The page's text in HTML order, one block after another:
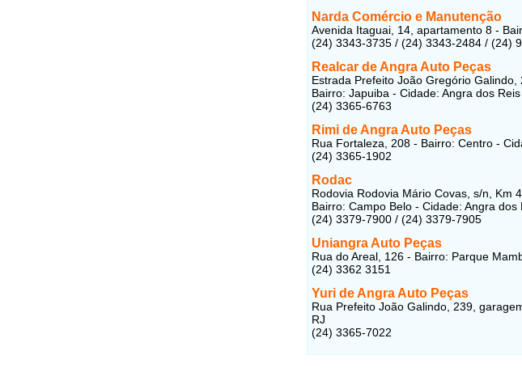
Narda Comércio e Manutenção
Avenida Itaguai, 14, apartamento 8 -
(24) 3343-3735 / (24) 3343-2484 / (24)
Realcar de Angra Auto Peças
Estrada Prefeito João Gregório Galindo,
Bairro: Japuiba - Cidade: Angra dos
(24) 3365-6763
Rimi de Angra Auto Peças
Rua Fortaleza, 208 - Bairro: Centro -
(24) 3365-1902
Rodac
Rodovia Rodovia Mário Covas, s/n, Km
Bairro: Campo Belo - Cidade: Angra
(24) 3379-7900 / (24) 3379-7905
Uniangra Auto Peças
Rua do Areal, 126 - Bairro: Parque
(24) 3362 3151
Yuri de Angra Auto Peças
Rua Prefeito João Galindo, 239,
RJ
(24) 3365-7022